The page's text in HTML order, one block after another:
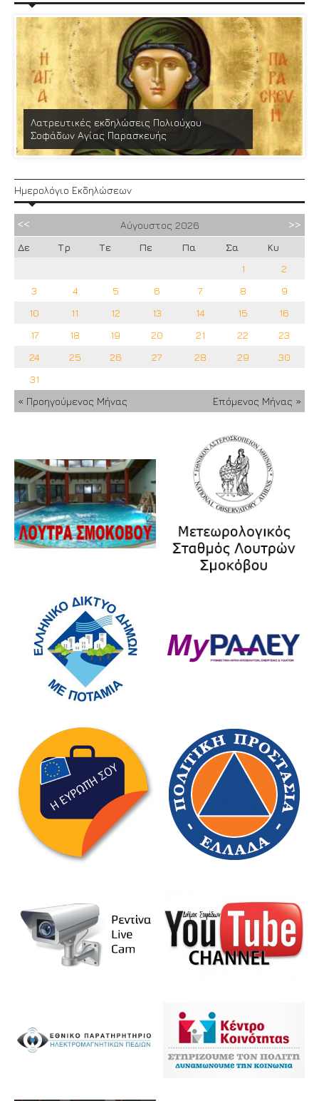
Λατρευτικές εκδηλώσεις Πολιούχου
Σοφάδων Αγίας Παρασκευής
Ημερολόγιο Εκδηλώσεων
Αύγουστος 2026
Δε
Τρ Τε Πε Πα Σα
Κυ
1
2
3
4 5 6 7 8
9
10
11 12 13 14 15
16
17
18 19 20 21 22
23
24
25 26 27 28 29
30
31
« Προηγούμενος Μήνας
Επόμενος Μήνας »